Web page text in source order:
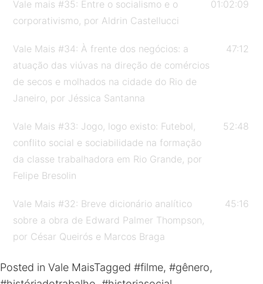
Magalhães abordou as relações entre o Programa de
Pós-Graduação em Ensino de História e os mundos
do trabalho. Aponta como diferencial do programa a
valorização da experiência profissional docente na
Educação Básica, reconhecendo nessa experiência
universidade, enriquece-a e é enriquecido. O
professor destaca também a capacidade do
ProfHistória em mobilizar questões que são caras à
escola e às regionalidades, vislumbrando unidade e
diversidade no Ensino de História no país.
do trabalho docente atualmente. Para saber mais
sobre esse assunto, ouça o episódio! Não esqueça
também de compartilhar nas redes sociais e
Pires e Márcio Romerito Arcoverde
Vale mais #35: Entre o socialismo e o
corporativismo, por Aldrin Castellucci
01:02:09
Vale Mais #34: À frente dos negócios: a
atuação das viúvas na direção de comércios
de secos e molhados na cidade do Rio de
Janeiro, por Jéssica Santanna
47:12
Vale Mais #33: Jogo, logo existo: Futebol,
conflito social e sociabilidade na formação
da classe trabalhadora em Rio Grande, por
Felipe Bresolin
52:48
Vale Mais #32: Breve dicionário analítico
sobre a obra de Edward Palmer Thompson,
por César Queirós e Marcos Braga
45:16
Posted in Vale MaisTagged #filme, #gênero,